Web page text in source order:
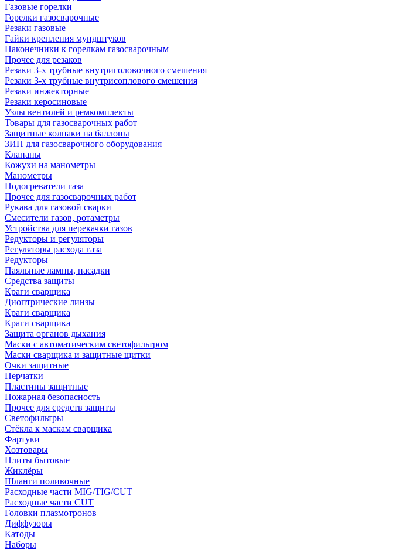
Газовые горелки
Горелки газосварочные
Резаки газовые
Гайки крепления мундштуков
Наконечники к горелкам газосварочным
Прочее для резаков
Резаки 3-х трубные внутриголовочного смешения
Резаки 3-х трубные внутрисоплового смешения
Резаки инжекторные
Резаки керосиновые
Узлы вентилей и ремкомплекты
Товары для газосварочных работ
Защитные колпаки на баллоны
ЗИП для газосварочного оборудования
Клапаны
Кожухи на манометры
Манометры
Подогреватели газа
Прочее для газосварочных работ
Рукава для газовой сварки
Смесители газов, ротаметры
Устройства для перекачки газов
Редукторы и регуляторы
Регуляторы расхода газа
Редукторы
Паяльные лампы, насадки
Средства защиты
Краги сварщика
Диоптрические линзы
Краги сварщика
Краги сварщика
Защита органов дыхания
Маски с автоматическим светофильтром
Маски сварщика и защитные щитки
Очки защитные
Перчатки
Пластины защитные
Пожарная безопасность
Прочее для средств защиты
Светофильтры
Стёкла к маскам сварщика
Фартуки
Хозтовары
Плиты бытовые
Жиклёры
Шланги поливочные
Расходные части MIG/TIG/CUT
Расходные части CUT
Головки плазмотронов
Диффузоры
Катоды
Наборы